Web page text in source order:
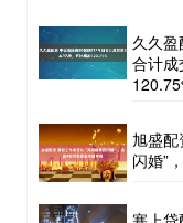
久久
合计成
旭盛配
闪婚”